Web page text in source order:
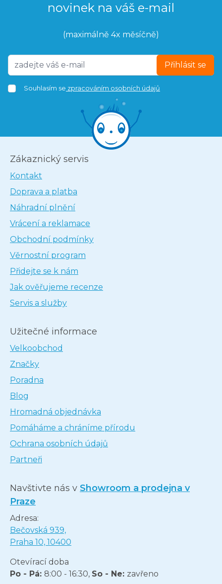
novinek na váš e-mail
(maximálně 4x měsíčně)
Přihlásit se
Souhlasím se zpracováním osobních údajů
Zákaznický servis
Kontakt
Doprava a platba
Náhradní plnění
Vrácení a reklamace
Obchodní podmínky
Věrnostní program
Přidejte se k nám
Jak ověřujeme recenze
Servis a služby
Užitečné informace
Velkoobchod
Značky
Poradna
Blog
Hromadná objednávka
Pomáháme a chráníme přírodu
Ochrana osobních údajů
Partneři
Navštivte nás v Showroom a prodejna v
Praze
Adresa:
Bečovská 939,
Praha 10, 10400
Otevírací doba
Po - Pá: 8:00 - 16:30, So - Ne: zavřeno